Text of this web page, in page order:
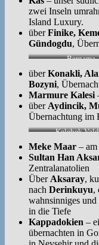
zwei Inseln
Island Luxury.
überFinike,
Gündogdu,
Bergama
überKonakli,
Bozyni,
Marmure Kalesi
über Aydincik,
Übernachtung im
Kelebek
Meke Maar –
Sultan Han
Zentralanatolien
Über Aksaray,
nach Derinkuyu,
wahnsinniges
in die Tiefe
Kappadokien –
übernachten in